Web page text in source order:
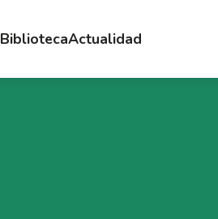
BibliotecaActualidad